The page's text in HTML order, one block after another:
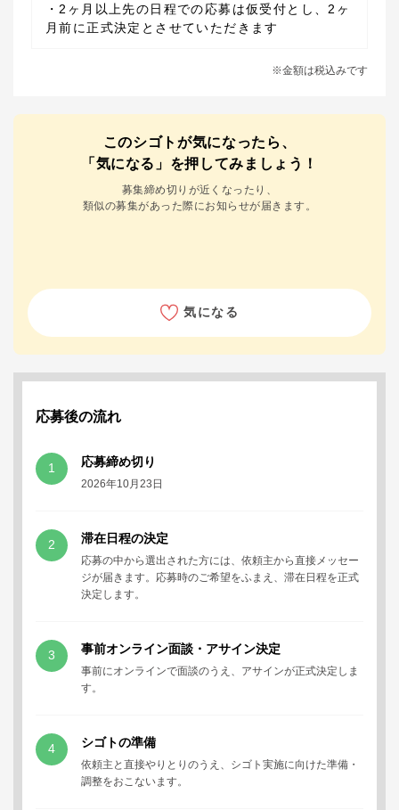
・2ヶ月以上先の日程での応募は仮受付とし、2ヶ
月前に正式決定とさせていただきます
※金額は税込みです
このシゴトが気になったら、
「気になる」を押してみましょう！
募集締め切りが近くなったり、
類似の募集があった際にお知らせが届きます。
気になる
応募後の流れ
1 応募締め切り
2026年10月23日
2 滞在日程の決定
応募の中から選出された方には、依頼主から直接メッセー
ジが届きます。応募時のご希望をふまえ、滞在日程を正式
決定します。
3 事前オンライン面談・アサイン決定
事前にオンラインで面談のうえ、アサインが正式決定しま
す。
4 シゴトの準備
依頼主と直接やりとりのうえ、シゴト実施に向けた準備・
調整をおこないます。